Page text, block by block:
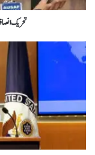
تحریک